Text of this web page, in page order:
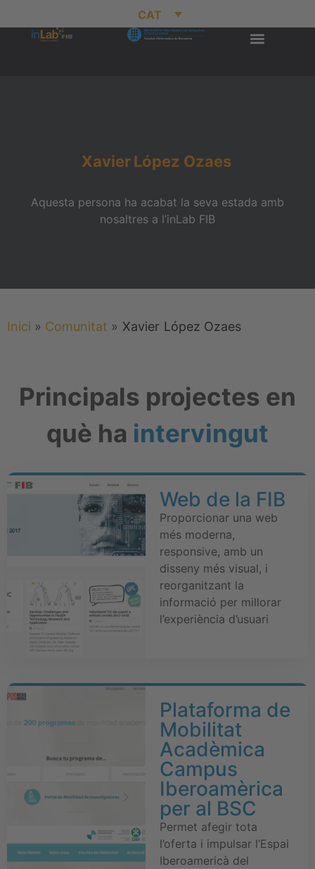
CAT
Xavier López Ozaes
Aquesta persona ha acabat la seva estada amb
nosaltres a l’inLab FIB
Inici » Comunitat » Xavier López Ozaes
Principals projectes en
què ha intervingut
Web de la FIB
Proporcionar una web
més moderna,
responsive, amb un
disseny més visual, i
reorganitzant la
informació per millorar
l’experiència d’usuari
Plataforma de
Mobilitat
Acadèmica
Campus
Iberoamèrica
per al BSC
Permet afegir tota
l’oferta i impulsar l’Espai
Iberoamericà del